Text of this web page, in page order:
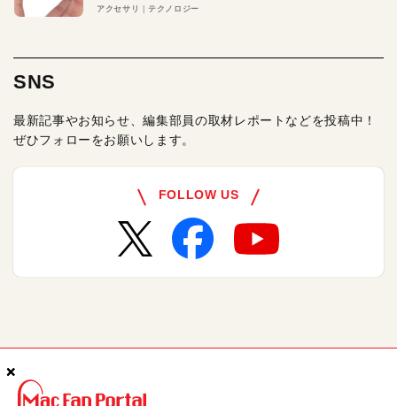
×
×
×
アクセサリ テクノロジー
SNS
最新記事やお知らせ、編集部員の取材レポートなどを投稿中！
ぜひフォローをお願いします。
FOLLOW US